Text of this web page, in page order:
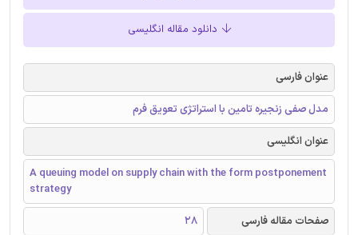
دانلود مقاله انگلیسی
عنوان فارسی
مدل صفی زنجیره تامین با استراتژی تعویق فرم
عنوان انگلیسی
A queuing model on supply chain with the form postponement
strategy
صفحات مقاله فارسی
28